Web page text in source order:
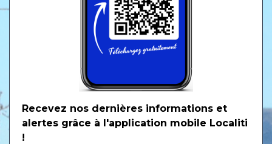
Recevez nos dernières informations et
alertes grâce à l'application mobile Localiti
!